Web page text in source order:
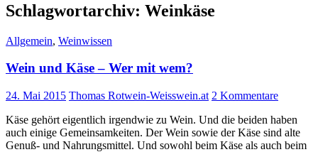
Schlagwortarchiv: Weinkäse
Allgemein, Weinwissen
Wein und Käse – Wer mit wem?
24. Mai 2015 Thomas Rotwein-Weisswein.at 2 Kommentare
Käse gehört eigentlich irgendwie zu Wein. Und die beiden haben
auch einige Gemeinsamkeiten. Der Wein sowie der Käse sind alte
Genuß- und Nahrungsmittel. Und sowohl beim Käse als auch beim